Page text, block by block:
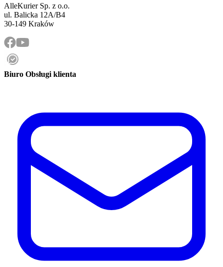
AlleKurier Sp. z o.o.
ul. Balicka 12A/B4
30-149 Kraków
Biuro Obsługi klienta